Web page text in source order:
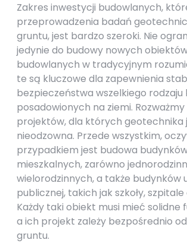
Zakres inwestycji budowlanych,
przeprowadzenia badań
gruntu, jest bardzo szeroki. Nie
jedynie do budowy nowych
budowlanych w tradycyjnym
te są kluczowe dla zapewnienia
bezpieczeństwa wszelkiego rodzaju
posadowionych na ziemi.
projektów, dla których geotechnika
nieodzowna. Przede wszystkim,
przypadkiem jest budowa
mieszkalnych, zarówno
wielorodzinnych, a także budynków
publicznej, takich jak szkoły,
Każdy taki obiekt musi mieć solidne
a ich projekt zależy bezpośrednio
gruntu.